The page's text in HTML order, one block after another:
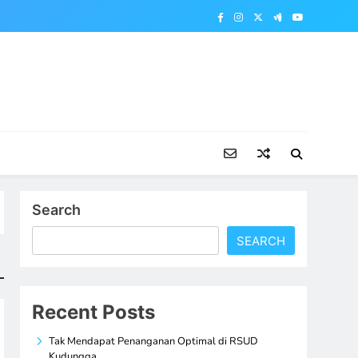
Search
SEARCH
Recent Posts
Tak Mendapat Penanganan Optimal di RSUD